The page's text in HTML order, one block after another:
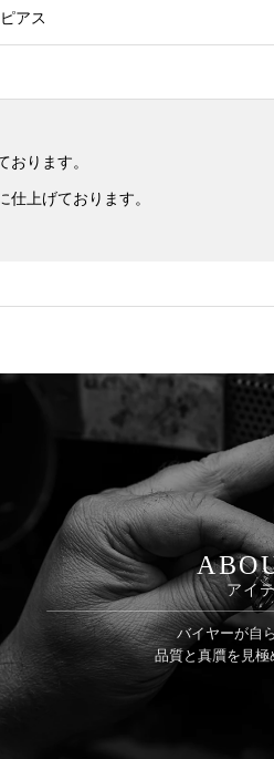
ります。
上げております。
アス
アイ
バイヤーが自
品質と真贋を見極